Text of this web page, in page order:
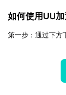
如何使用UU
第一步：通过下方